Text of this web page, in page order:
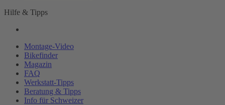
Hilfe & Tipps
Montage-Video
Bikefinder
Magazin
FAQ
Werkstatt-Tipps
Beratung & Tipps
Info für Schweizer